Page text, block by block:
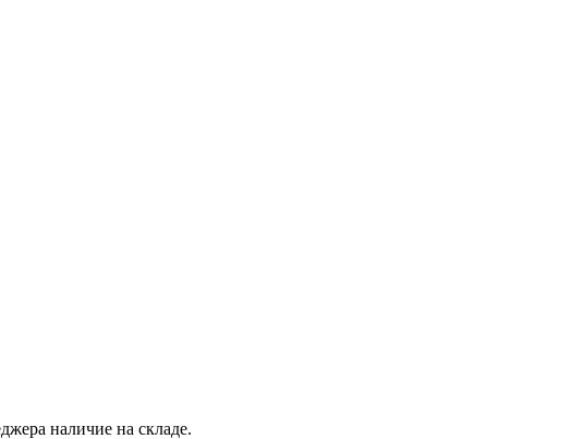
наличие на складе.